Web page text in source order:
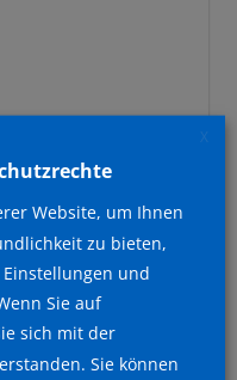
Krefeld
74
X
Website, um Ihnen
zu bieten,
und
Sie auf
sich mit der
Sie können